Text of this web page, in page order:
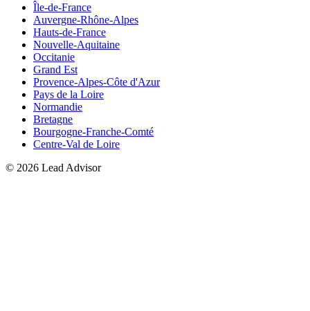
Île-de-France
Auvergne-Rhône-Alpes
Hauts-de-France
Nouvelle-Aquitaine
Occitanie
Grand Est
Provence-Alpes-Côte d'Azur
Pays de la Loire
Normandie
Bretagne
Bourgogne-Franche-Comté
Centre-Val de Loire
© 2026 Lead Advisor